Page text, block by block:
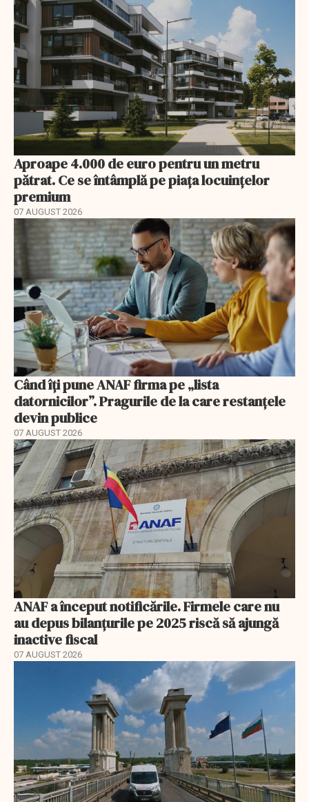
Aproape 4.000 de euro pentru un metru
pătrat. Ce se întâmplă pe piața locuințelor
premium
07 AUGUST 2026
Când îți pune ANAF firma pe „lista
datornicilor”. Pragurile de la care restanțele
devin publice
07 AUGUST 2026
ANAF a început notificările. Firmele care nu
au depus bilanțurile pe 2025 riscă să ajungă
inactive fiscal
07 AUGUST 2026